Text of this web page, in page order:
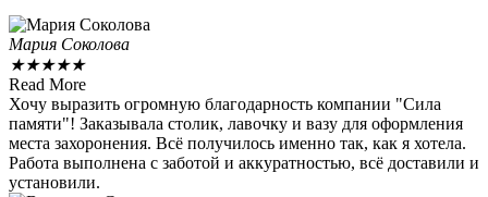
Мария Соколова
★★★★★
Read More
Хочу выразить огромную благодарность компании "Сила
памяти"! Заказывала столик, лавочку и вазу для оформления
места захоронения. Всё получилось именно так, как я хотела.
Работа выполнена с заботой и аккуратностью, всё доставили и
установили.